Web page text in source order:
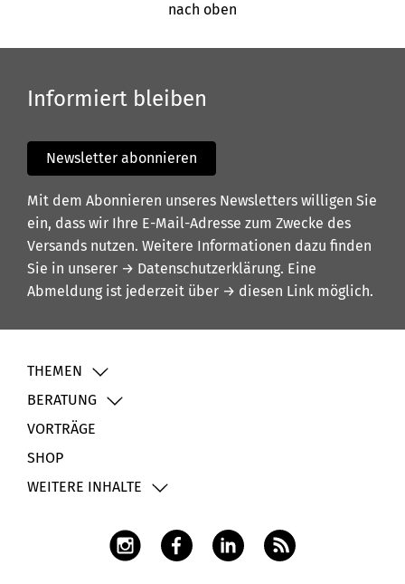
nach oben
Informiert bleiben
Newsletter abonnieren
Mit dem Abonnieren unseres Newsletters willigen Sie
ein, dass wir Ihre E-Mail-Adresse zum Zwecke des
Versands nutzen. Weitere Informationen dazu finden
Sie in unserer → Datenschutzerklärung. Eine
Abmeldung ist jederzeit über → diesen Link möglich.
THEMEN
BERATUNG
VORTRÄGE
SHOP
WEITERE INHALTE